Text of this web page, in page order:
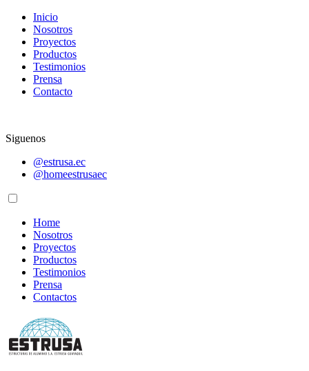
Inicio
Nosotros
Proyectos
Productos
Testimonios
Prensa
Contacto
Siguenos
@estrusa.ec
@homeestrusaec
Home
Nosotros
Proyectos
Productos
Testimonios
Prensa
Contactos